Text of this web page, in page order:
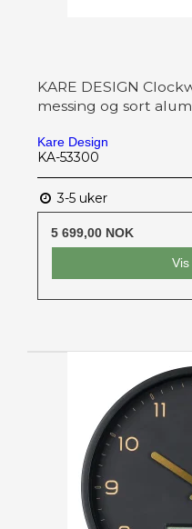
KARE DESIGN
messing og sort
Kare Design
KA-53300
3-5 uker
5 699,00 NOK